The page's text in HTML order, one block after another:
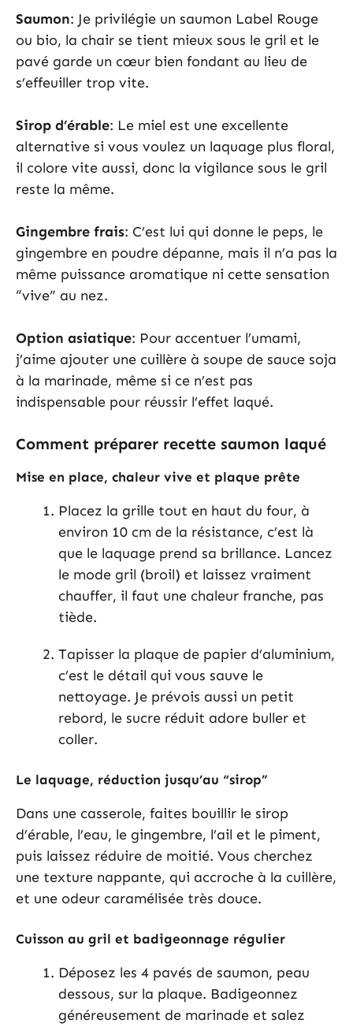
Saumon: Je privilégie un saumon Label Rouge
ou bio, la chair se tient mieux sous le gril et le
pavé garde un cœur bien fondant au lieu de
s’effeuiller trop vite.
Sirop d’érable: Le miel est une excellente
alternative si vous voulez un laquage plus floral,
il colore vite aussi, donc la vigilance sous le gril
reste la même.
Gingembre frais: C’est lui qui donne le peps, le
gingembre en poudre dépanne, mais il n’a pas la
même puissance aromatique ni cette sensation
“vive” au nez.
Option asiatique: Pour accentuer l’umami,
j’aime ajouter une cuillère à soupe de sauce soja
à la marinade, même si ce n’est pas
indispensable pour réussir l’effet laqué.
Comment préparer recette saumon laqué
Mise en place, chaleur vive et plaque prête
Placez la grille tout en haut du four, à
environ 10 cm de la résistance, c’est là
que le laquage prend sa brillance. Lancez
le mode gril (broil) et laissez vraiment
chauffer, il faut une chaleur franche, pas
tiède.
Tapisser la plaque de papier d’aluminium,
c’est le détail qui vous sauve le
nettoyage. Je prévois aussi un petit
rebord, le sucre réduit adore buller et
coller.
Le laquage, réduction jusqu’au “sirop”
Dans une casserole, faites bouillir le sirop
d’érable, l’eau, le gingembre, l’ail et le piment,
puis laissez réduire de moitié. Vous cherchez
une texture nappante, qui accroche à la cuillère,
et une odeur caramélisée très douce.
Cuisson au gril et badigeonnage régulier
Déposez les 4 pavés de saumon, peau
dessous, sur la plaque. Badigeonnez
généreusement de marinade et salez